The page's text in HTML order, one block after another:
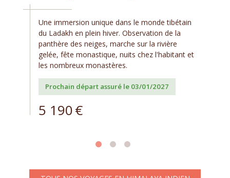
Une immersion unique dans le monde tibétain
du Ladakh en plein hiver. Observation de la
panthère des neiges, marche sur la rivière
gelée, fête monastique, nuits chez l'habitant et
les nombreux monastères.
Prochain départ assuré le 03/01/2027
5 190€